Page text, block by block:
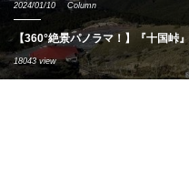
2024/01/10 Column
【360°絶景パノラマ！】『十国峠
18043 view